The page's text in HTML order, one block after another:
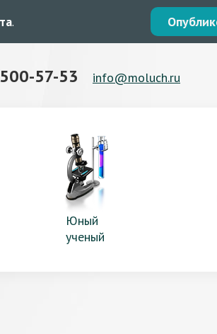
.
57-53 info@moluch.ru
Юный
ученый